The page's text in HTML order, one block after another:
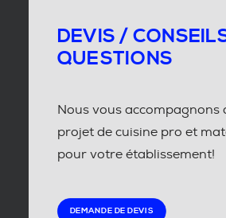
DEVIS /
QUESTIONS
Nous vous accompagnons
projet de cuisine pro et
pour votre établissement!
DEMANDE DE DEVIS